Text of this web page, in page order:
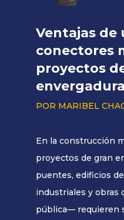
Ventajas de
conectores
proyectos
envergadura
POR MARIBEL
En la construcción
proyectos de gran
puentes, edificios
industriales y obras
pública— requieren